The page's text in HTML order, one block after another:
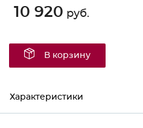
10 920 руб.
В корзину
Характеристики